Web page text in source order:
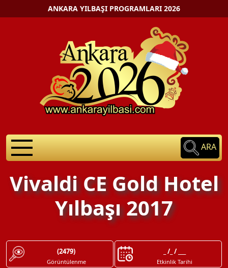
ANKARA YILBAŞI PROGRAMLARI 2026
ARA
Vivaldi CE Gold Hotel
Yılbaşı 2017
(2479)
Görüntülenme
_ /_ / ___
Etkinlik Tarihi